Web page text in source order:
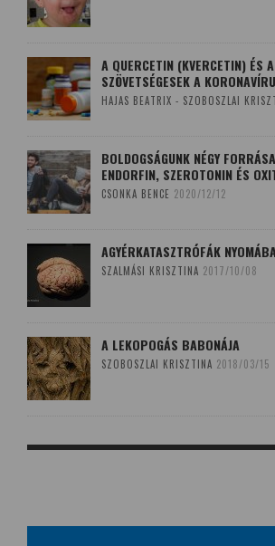
A QUERCETIN (KVERCETIN) ÉS
SZÖVETSÉGESEK A
HAJAS BEATRIX - SZOBOSZLAI
BOLDOGSÁGUNK NÉGY
ENDORFIN, SZEROTONIN ÉS
CSONKA BENCE 2020/12/12
AGYÉRKATASZTRÓFÁK
SZALMÁSI KRISZTINA 2017/10/08
A LEKOPOGÁS BABONÁJA
SZOBOSZLAI KRISZTINA 2018/03/15